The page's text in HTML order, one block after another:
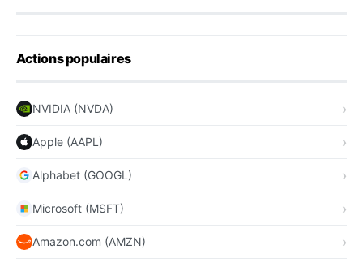
Actions populaires
NVIDIA (NVDA)
Apple (AAPL)
Alphabet (GOOGL)
Microsoft (MSFT)
Amazon.com (AMZN)